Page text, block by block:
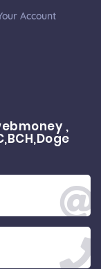
Account
,